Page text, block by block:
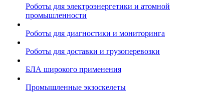
Роботы для электроэнергетики и атомной
промышленности
Роботы для диагностики и мониторинга
Роботы для доставки и грузоперевозки
БЛА широкого применения
Промышленные экзоскелеты